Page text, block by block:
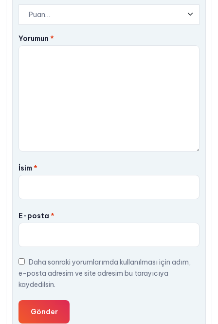
Yorumun *
İsim*
E-posta *
Daha sonraki yorumlarımda kullanılması için adım,
e-posta adresim ve site adresim bu tarayıcıya
kaydedilsin.